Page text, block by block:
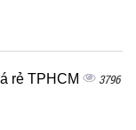
rẻ TPHCM 3796